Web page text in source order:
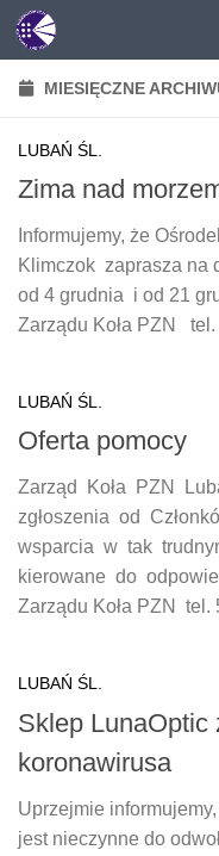
Przejdź do treści
MIESIĘCZNE
LUBAŃ ŚL.
Zima nad
Informujemy, że
Klimczok zaprasza na
od 4 grudnia i od 21
Zarządu Koła PZN
LUBAŃ ŚL.
Oferta pomocy
Zarząd Koła PZN
zgłoszenia od
wsparcia w tak
kierowane do
Zarządu Koła PZN tel.
LUBAŃ ŚL.
Sklep LunaOptic
koronawirusa
Uprzejmie
jest nieczynne do